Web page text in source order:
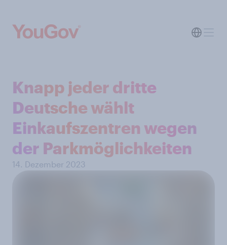
Knapp jeder dritte
Deutsche wählt
Einkaufszentren wegen
der Parkmöglichkeiten
14. Dezember 2023